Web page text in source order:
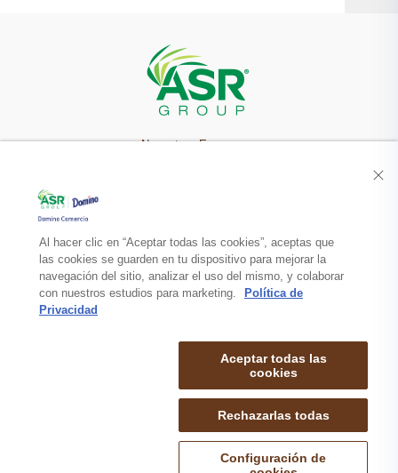
Nuestra Empresa
Productos
Contacto
© 2026 DOMINO COMERCIO S.A. de C.V. TODOS LOS DERECHOS
RESERVADOS.
Al hacer clic en “Aceptar todas las cookies”, aceptas que
las cookies se guarden en tu dispositivo para mejorar la
navegación del sitio, analizar el uso del mismo, y colaborar
con nuestros estudios para marketing.
Política de
Privacidad
Aceptar todas las
cookies
Rechazarlas todas
Configuración de